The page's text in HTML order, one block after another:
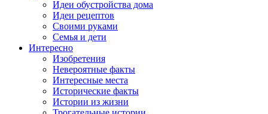
Идеи обустройства дома
Идеи рецептов
Своими руками
Семья и дети
Интересно
Изобретения
Невероятные факты
Интересные места
Исторические факты
Истории из жизни